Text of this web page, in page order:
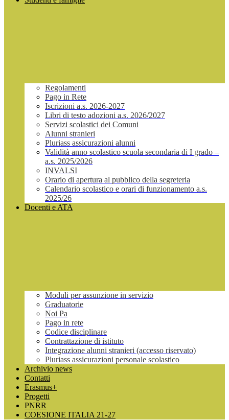
Regolamenti
Pago in Rete
Iscrizioni a.s. 2026-2027
Libri di testo adozioni a.s. 2026/2027
Servizi scolastici dei Comuni
Alunni stranieri
Pluriass assicurazioni alunni
Validità anno scolastico scuola secondaria di I grado –
a.s. 2025/2026
INVALSI
Orario di apertura al pubblico della segreteria
Calendario scolastico e orari di funzionamento a.s.
2025/26
Docenti e ATA
Moduli per assunzione in servizio
Graduatorie
Noi Pa
Pago in rete
Codice disciplinare
Contrattazione di istituto
Integrazione alunni stranieri (accesso riservato)
Pluriass assicurazioni personale scolastico
Archivio news
Contatti
Erasmus+
Progetti
PNRR
COESIONE ITALIA 21-27